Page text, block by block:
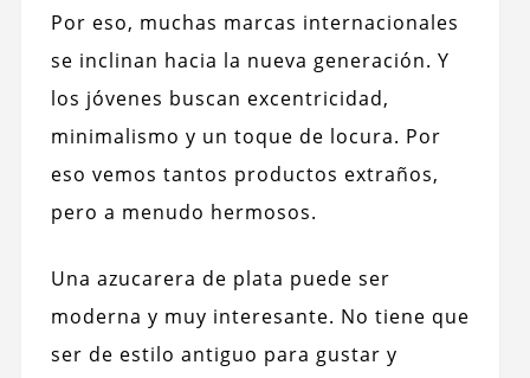
Por eso, muchas marcas internacionales
se inclinan hacia la nueva generación. Y
los jóvenes buscan excentricidad,
minimalismo y un toque de locura. Por
eso vemos tantos productos extraños,
pero a menudo hermosos.
Una azucarera de plata puede ser
moderna y muy interesante. No tiene que
ser de estilo antiguo para gustar y